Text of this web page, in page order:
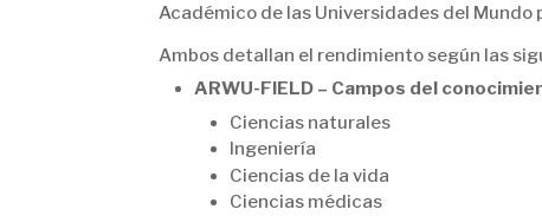
Académico de las Universidades del Mundo
Ambos detallan el rendimiento según las
ARWU-FIELD – Campos del
Ciencias naturales
Ingeniería
Ciencias de la vida
Ciencias médicas